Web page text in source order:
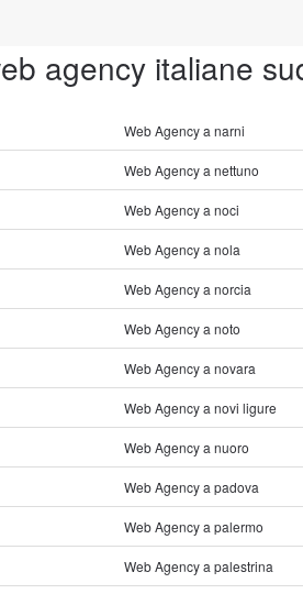
agency italiane
Web Agency a narni
Web Agency a nettuno
Web Agency a noci
Web Agency a nola
Web Agency a norcia
Web Agency a noto
Web Agency a novara
Web Agency a novi ligure
Web Agency a nuoro
Web Agency a padova
Web Agency a palermo
Web Agency a palestrina